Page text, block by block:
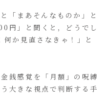
「まあそんなものか」と
円」と聞くと，どうでし
か見直さなきゃ！」と
銭感覚を「月額」の呪縛
大きな視点で判断する手